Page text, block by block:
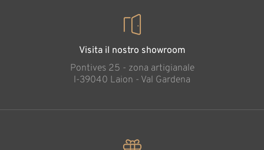
Visita il nostro showroom
Pontives 25 - zona artigianale
l-39040 Laion - Val Gardena